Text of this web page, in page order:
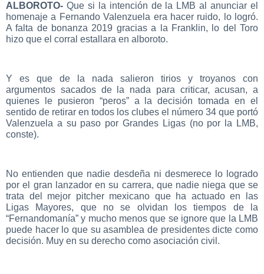
ALBOROTO- Que si la intención de la LMB al anunciar el
homenaje a Fernando Valenzuela era hacer ruido, lo logró.
A falta de bonanza 2019 gracias a la Franklin, lo del Toro
hizo que el corral estallara en alboroto.
Y es que de la nada salieron tirios y troyanos con
argumentos sacados de la nada para criticar, acusan, a
quienes le pusieron “peros” a la decisión tomada en el
sentido de retirar en todos los clubes el número 34 que portó
Valenzuela a su paso por Grandes Ligas (no por la LMB,
conste).
No entienden que nadie desdeña ni desmerece lo logrado
por el gran lanzador en su carrera, que nadie niega que se
trata del mejor pitcher mexicano que ha actuado en las
Ligas Mayores, que no se olvidan los tiempos de la
“Fernandomanía” y mucho menos que se ignore que la LMB
puede hacer lo que su asamblea de presidentes dicte como
decisión. Muy en su derecho como asociación civil.